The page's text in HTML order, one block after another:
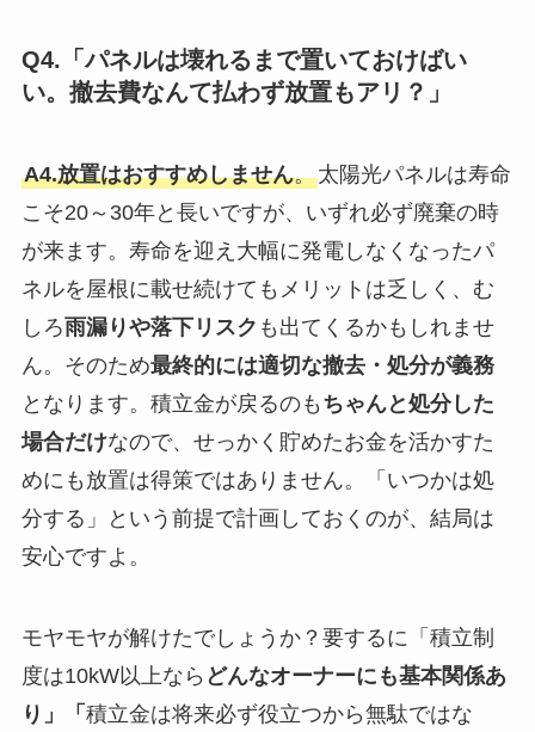
Q4.「パネルは壊れるまで置いておけばい
い。撤去費なんて払わず放置もアリ？」
A4.放置はおすすめしません。太陽光パネルは寿命
こそ20～30年と長いですが、いずれ必ず廃棄の時
が来ます。寿命を迎え大幅に発電しなくなったパ
ネルを屋根に載せ続けてもメリットは乏しく、む
しろ雨漏りや落下リスク も出てくるかもしれませ
ん。そのため最終的には適切な撤去・処分が義務
となります。積立金が戻るのも ちゃんと処分した
場合だけなので、せっかく貯めたお金を活かすた
めにも放置は得策ではありません。「いつかは処
分する」という前提で計画しておくのが、結局は
安心ですよ。
モヤモヤが解けたでしょうか？要するに「積立制
度は10kW以上なら どんなオーナーにも基本関係あ
り」「 積立金は将来必ず役立つから無駄ではな